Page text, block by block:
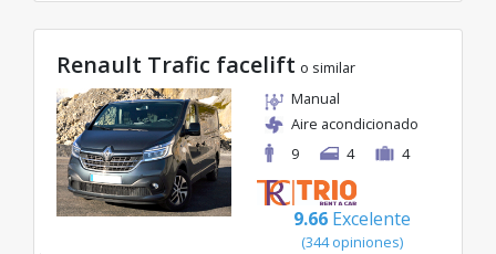
Renault Trafic facelift o similar
Manual
Aire acondicionado
9
4 4
9.66 Excelente
(344 opiniones)